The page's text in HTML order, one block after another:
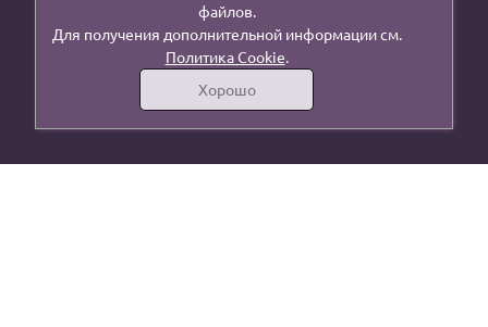
файлов.
Для получения дополнительной информации см.
Политика Cookie.
Хорошо